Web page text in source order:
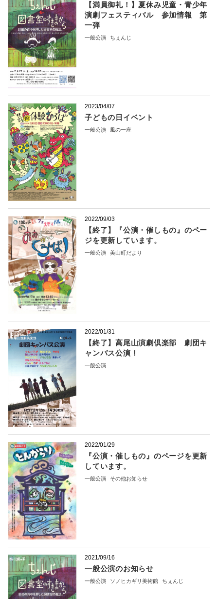
【満員御礼！】夏休み児童・青少年
演劇フェスティバル 参加情報 第
一弾
一般公演 ちぇんじ
2023/04/07
子どもの日イベント
一般公演 風の一座
2022/09/03
【終了】『公演・催しもの』のペー
ジを更新しています。
一般公演 美山町だより
2022/01/31
【終了】高尾山演劇倶楽部 劇団キ
ャンバス公演！
一般公演
2022/01/29
『公演・催しもの』のページを更新
しています。
一般公演 その他お知らせ
2021/09/16
一般公演のお知らせ
一般公演 ソノヒカギリ美術館 ちぇんじ